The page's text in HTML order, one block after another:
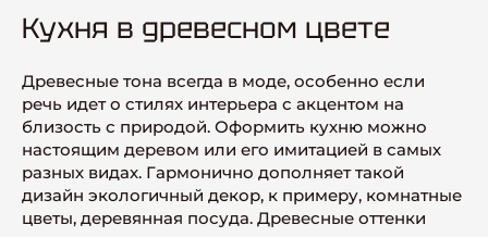
Кухня в древесном цвете
Древесные тона всегда в моде, особенно если
речь идет о стилях интерьера с акцентом на
близость с природой. Оформить кухню можно
настоящим деревом или его имитацией в самых
разных видах. Гармонично дополняет такой
дизайн экологичный декор, к примеру, комнатные
цветы, деревянная посуда. Древесные оттенки